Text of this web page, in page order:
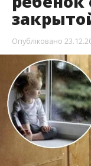
Опубліковано